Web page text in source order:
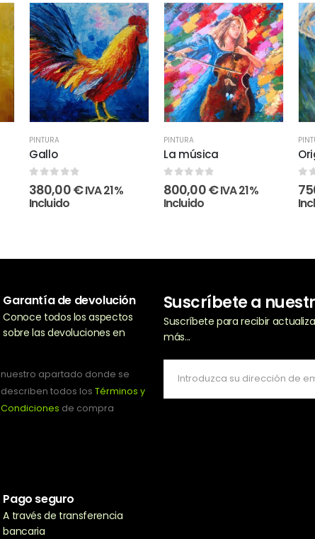
PINTURA
Gallo
0 out of 5
380,00€IVA 21%
Incluido
PINTURA
La música
0out of 5
800,00€IVA 21%
Incluido
0
Garantía de devolución
Conoce todos los aspectos
sobre las devoluciones en
nuestro apartado donde se
describen todos los Términos y
Condiciones de compra
Pago seguro
A través de transferencia
bancaria
Suscríbete a
Suscríbete para recibir
más...